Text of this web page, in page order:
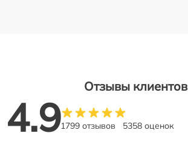
Отзывы клиентов
4.91799 отзывов 5358 оценок